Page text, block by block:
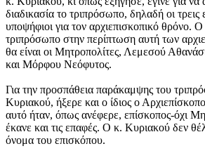
διαδικασία το τριπρόσωπο, δηλαδή οι τρεις
υποψήφιοι για τον αρχιεπισκοπικό θρόνο. Ο
τριπρόσωπο στην περίπτωση αυτή των
θα είναι οι Μητροπολίτες, Λεμεσού
και Μόρφου Νεόφυτος.
Για την προσπάθεια παράκαμψης του
Κυριακού, ήξερε και ο ίδιος ο
αυτό ήταν, όπως ανέφερε, επίσκοπος-όχι
έκανε και τις επαφές. Ο κ. Κυριακού δεν
όνομα του επισκόπου.